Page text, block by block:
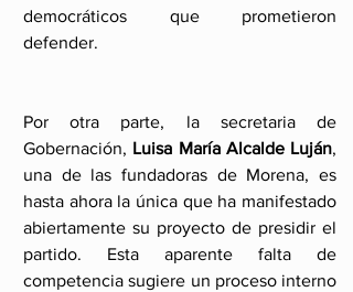
democráticos que prometieron
defender.
Por otra parte, la secretaria de
Gobernación, Luisa María Alcalde Luján,
una de las fundadoras de Morena, es
hasta ahora la única que ha manifestado
abiertamente su proyecto de presidir el
partido. Esta aparente falta de
competencia sugiere un proceso interno